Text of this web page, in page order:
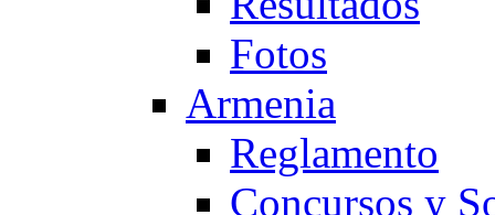
Fotos
Armenia
Reglamento
Concursos y